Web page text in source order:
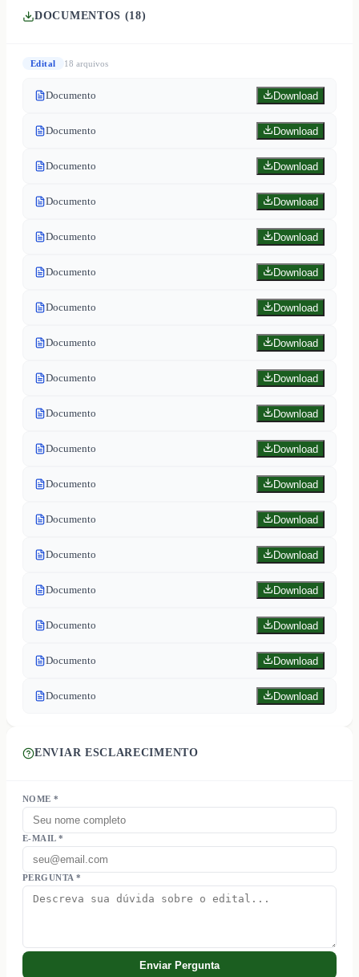
DOCUMENTOS (18)
Edital 18 arquivos
Documento Download
Documento Download
Documento Download
Documento Download
Documento Download
Documento Download
Documento Download
Documento Download
Documento Download
Documento Download
Documento Download
Documento Download
Documento Download
Documento Download
Documento Download
Documento Download
Documento Download
Documento Download
ENVIAR ESCLARECIMENTO
NOME *
E-MAIL *
PERGUNTA *
Enviar Pergunta